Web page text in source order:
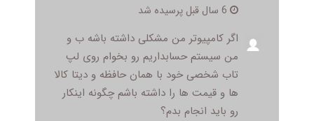
اگر کامپیوتر من مشکلی داشته باشه ب و
من سیستم حسابداریم رو بخوام روی لپ
تاب شخصی خود با همان حافظه و دیتا کالا
ها و قیمت ها را داشته باشم چگونه اینکار
رو باید انجام بدم؟